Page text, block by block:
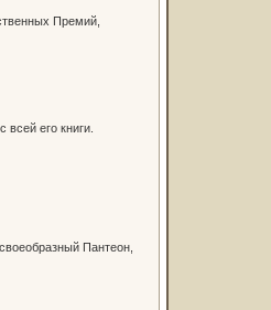
Премий,
его книги.
Пантеон,